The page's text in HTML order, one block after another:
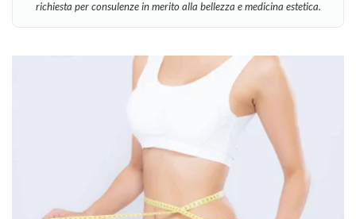
richiesta per consulenze in merito alla bellezza e medicina estetica.